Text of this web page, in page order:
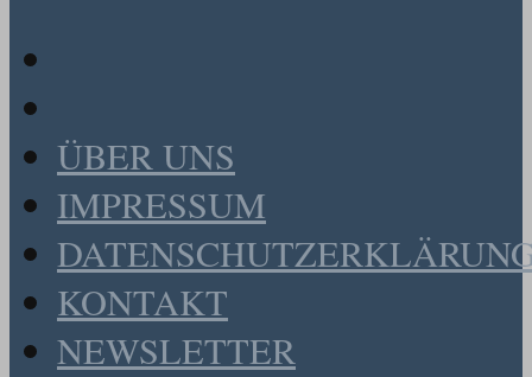
ÜBER UNS
IMPRESSUM
KONTAKT
NEWSLETTER